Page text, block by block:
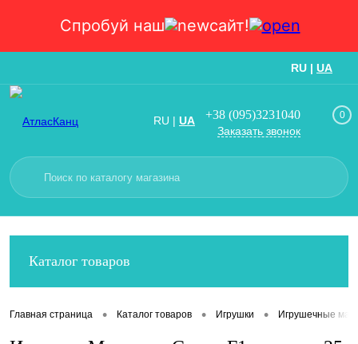
Спробуй наш сайт!
RU | UA
RU | UA +38 (095)3231040
Заказать звонок
0
Каталог товаров
Главная страница • Каталог товаров • Игрушки • Игрушечные